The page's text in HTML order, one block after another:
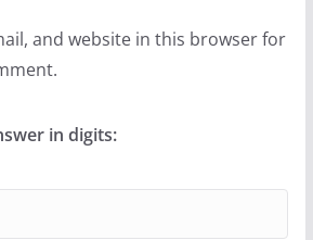
and website in this browser for
in digits: